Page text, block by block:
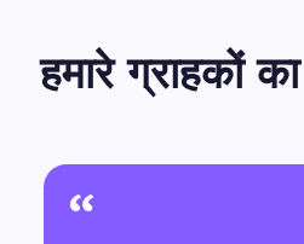
हमारे ग्राहकों
“